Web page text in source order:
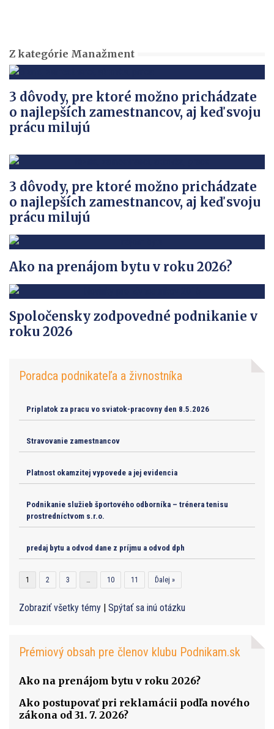
Z kategórie Manažment
3 dôvody, pre ktoré možno prichádzate
o najlepších zamestnancov, aj keď svoju
prácu milujú
3 dôvody, pre ktoré možno prichádzate
o najlepších zamestnancov, aj keď svoju
prácu milujú
Ako na prenájom bytu v roku 2026?
Spoločensky zodpovedné podnikanie v
roku 2026
Poradca podnikateľa a živnostníka
Priplatok za pracu vo sviatok-pracovny den 8.5.2026
Stravovanie zamestnancov
Platnost okamzitej vypovede a jej evidencia
Podnikanie služieb športového odborníka – trénera tenisu
prostredníctvom s.r.o.
predaj bytu a odvod dane z príjmu a odvod dph
1 2 3 … 10 11 Ďalej »
Zobraziť všetky témy | Spýtať sa inú otázku
Prémiový obsah pre členov klubu Podnikam.sk
Ako na prenájom bytu v roku 2026?
Ako postupovať pri reklamácii podľa nového
zákona od 31. 7. 2026?